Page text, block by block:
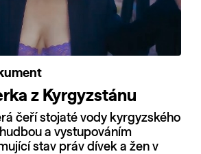
z Kyrgyzstánu
čeří stojaté vody kyrgyzského
a vystupováním
stav práv dívek a žen v